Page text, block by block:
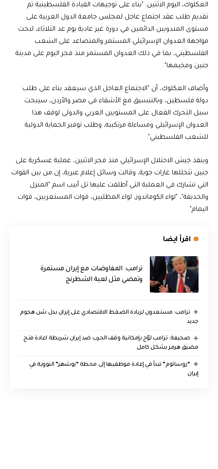
العكلوك، اليوم الاثنين: "بناء على توجيهات القيادة الفلسطينية تم
تقديم طلب عقد اجتماع عاجل لمجلس جامعة الدول العربية على
مستوى المندوبين الدائمين في دورة غير عادية يوم غد الثلاثاء، لبحث
مواجهة العدوان الإسرائيلي المستمر والمتصاعد على الشعب
الفلسطيني، بما في ذلك العدوان المستمر منذ فجر اليوم على مدينة
جنين ومخيمها".
وأضاف العكلوك، أن "الاجتماع العاجل الذي سيعقد بناء على طلب
دولة فلسطين، وبالتنسيق مع الأشقاء في مصر والأردن، سيبحث
سبل التحرك الفعال على المستويين العربي والدولي لوقف هذا
العدوان الإسرائيلي ومساءلة مرتكبيه، وطلب توفير الحماية الدولية
للشعب الفلسطيني".
وينفذ جيش الاحتلال الإسرائيلي منذ فجر الاثنين، عملية عسكرية على
جنين تتخللها غارات جوية، وقالت وسائل إعلام عبرية، إن من بين القوات
التي تشارك في العملية التي أطلقت عليها تل أبيب اسم "المنزل
والحديقة"، "لواء الكوماندوز، لواء المظليين، قوات المستعربين، قوات
اليمام".
اقرأ ايضا
‏ترامب: المفاوضات مع إيران مستمرة
وتمضي مثل لعبة الشطرنج
‏ترامب: مستعدون لزيادة الضغط الاقتصادي على إيران بدل شن هجوم
جديد
صحيفة: ترامب لوّح بإمكانية وقف الحرب ضد إيران شريطة اعادة فتح
مضيق هرمز بشكل كامل
“روساتوم” تبدأ في إعادة موظفيها إلى محطة “بوشهر” النووية في
إيران